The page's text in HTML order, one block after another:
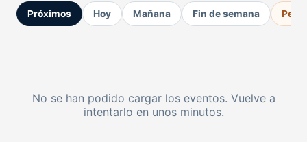
Próximos Hoy Mañana Fin de semana
No se han podido cargar los eventos. Vuelve a
intentarlo en unos minutos.